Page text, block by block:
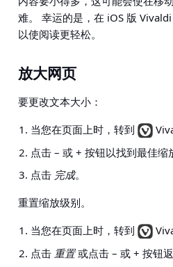
难。 幸运的是，在 iOS 版
以使阅读更轻松。
放大网页
要更改文本大小：
当您在页面上时，转到
点击 – 或 + 按钮以找到最佳缩
点击 完成。
重置缩放级别。
当您在页面上时，转到
点击 重置或点击 – 或 + 按钮返